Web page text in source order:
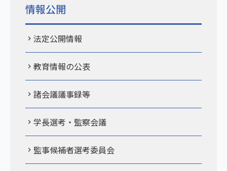
情報公開
法定公開情報
教育情報の公表
諸会議議事録等
学長選考・監察会議
監事候補者選考委員会